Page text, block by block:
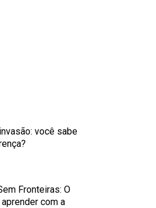
você sabe
Fronteiras: O
com a